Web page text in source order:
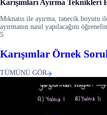
Karışımları Ayırma Teknikleri
Mıknatıs ile ayırma, tanecik boyutu
ayırmanın nasıl yapılacağını
5
Karışımlar Örnek
TÜMÜNÜ GÖR